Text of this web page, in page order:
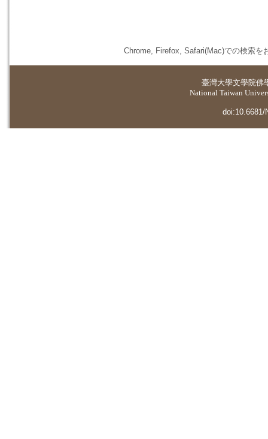
Chrome, Firefox, Safari(Mac)での検索を
臺灣大學文學院佛
National Taiwan
doi:10.6681/